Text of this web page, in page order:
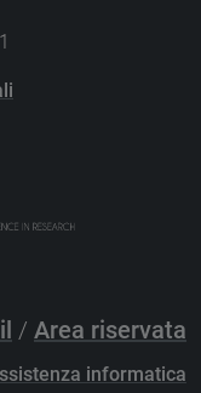
/ Area riservata
informatica